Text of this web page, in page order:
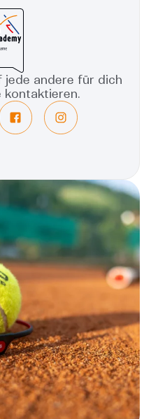
jede andere für dich
kontaktieren.